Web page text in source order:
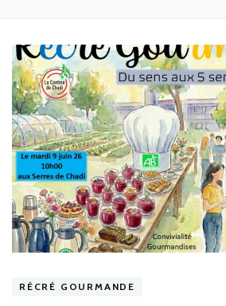
RÉCRÉ GOURMANDE